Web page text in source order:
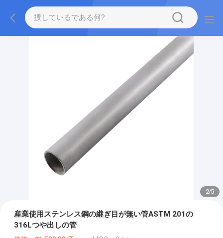
2/5
産業使用ステンレス鋼の継ぎ目が無い管ASTM 201の
316Lつや出しの管